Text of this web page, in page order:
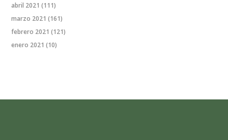
abril 2021 (111)
marzo 2021 (161)
febrero 2021 (121)
enero 2021 (10)